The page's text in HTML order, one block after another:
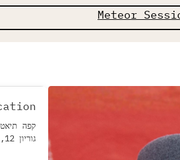
Meteor
קפה
גוריון 12, מצפה רמון, ישראל